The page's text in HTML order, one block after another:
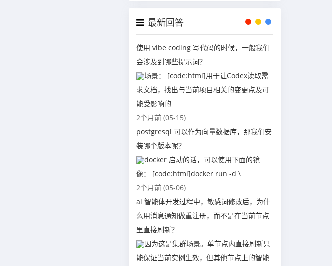
最新回答
使用 vibe coding 写代码的时候，一般我们
会涉及到哪些提示词？
场景： [code:html]用于让Codex读取需
求文档，找出与当前项目相关的变更点及可
能受影响的
2个月前 (05-15)
postgresql 可以作为向量数据库，那我们安
装哪个版本呢？
docker 启动的话，可以使用下面的镜
像： [code:html]docker run -d \
2个月前 (05-06)
ai 智能体开发过程中，敏感词修改后，为什
么用消息通知做重注册，而不是在当前节点
里直接刷新？
因为这是集群场景。单节点内直接刷新只
能保证当前实例生效，但其他节点上的智能